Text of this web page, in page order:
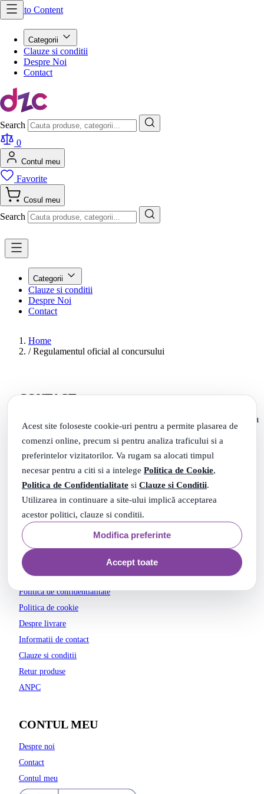
Acest site foloseste cookie-uri pentru a permite plasarea de
comenzi online, precum si pentru analiza traficului si a
preferintelor vizitatorilor. Va rugam sa alocati timpul
necesar pentru a citi si a intelege Politica de Cookie,
Politica de Confidentialitate si Clauze si Conditii.
Utilizarea in continuare a site-ului implică acceptarea
acestor politici, clauze si conditii.
Modifica preferinte
Accept toate
Skip to Content
Categorii
Clauze si conditii
Despre Noi
Contact
Search
0
Contul meu
Favorite
Cosul meu
Search
Categorii
Clauze si conditii
Despre Noi
Contact
Home
/ Regulamentul oficial al concursului
CONTACT
Sediu social: Sos. Dudesti-Pantelimon, nr. 42, Cladirea
Center, sector 3, Bucuresti
contact@grupdzc.ro
Telefon 1 : 0769222200
Telefon 2 :0766424242
INFO
Regulamentul oficial al concursului
Politica de confidentialitate
Politica de cookie
Despre livrare
Informatii de contact
Clauze si conditii
Retur produse
ANPC
CONTUL MEU
Despre noi
Contact
Contul meu